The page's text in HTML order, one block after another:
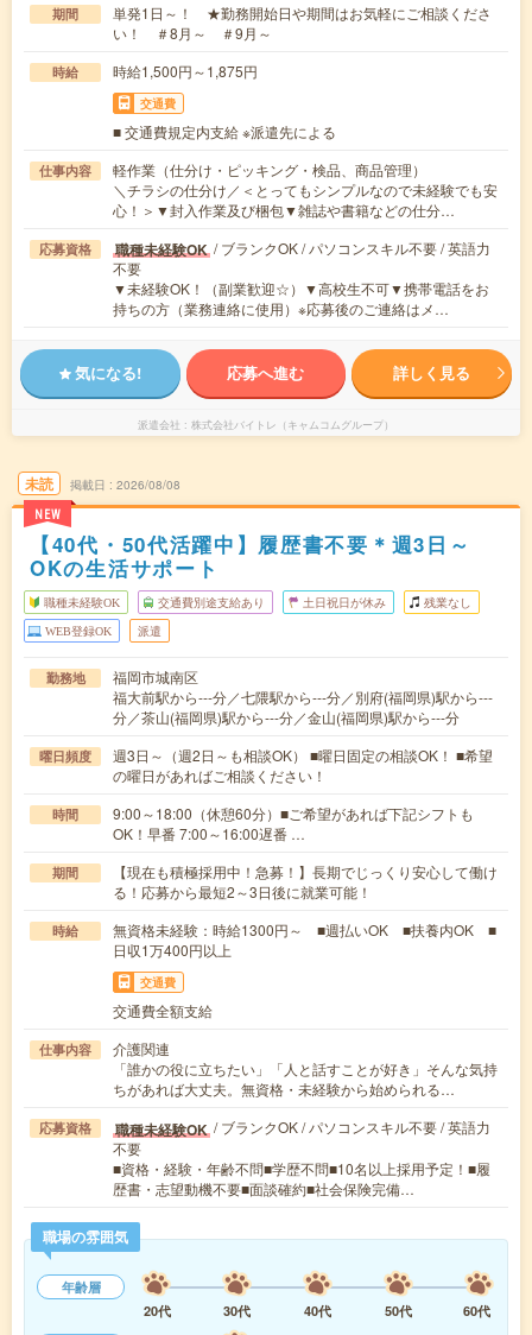
期間
単発1日～！ ★勤務開始日や期間はお気軽にご相談くださ
い！ ＃8月～ ＃9月～
時給 時給1,500円～1,875円
交通費
■ 交通費規定内支給 ※派遣先による
仕事内容
軽作業（仕分け・ピッキング・検品、商品管理）
＼チラシの仕分け／＜とってもシンプルなので未経験でも安
心！＞▼封入作業及び梱包▼雑誌や書籍などの仕分…
応募資格 職種未経験OK / ブランクOK / パソコンスキル不要 / 英語力
不要
▼未経験OK！（副業歓迎☆）▼高校生不可▼携帯電話をお
持ちの方（業務連絡に使用）※応募後のご連絡はメ…
気になる! 応募へ進む 詳しく見る
派遣会社 株式会社バイトレ（キャムコムグループ）
未読
NEW
掲載日 2026/08/08
【40代・50代活躍中】履歴書不要＊週3日～
OKの生活サポート
職種未経験OK 交通費別途支給あり 土日祝日が休み 残業なし
WEB登録OK 派遣
勤務地
福岡市城南区
福大前駅から---分／七隈駅から---分／別府(福岡県)駅から---
分／茶山(福岡県)駅から---分／金山(福岡県)駅から---分
曜日頻度
週3日～（週2日～も相談OK） ■曜日固定の相談OK！ ■希望
の曜日があればご相談ください！
時間
9:00～18:00（休憩60分）■ご希望があれば下記シフトも
OK！早番 7:00～16:00遅番 …
期間
【現在も積極採用中！急募！】長期でじっくり安心して働け
る！応募から最短2～3日後に就業可能！
時給
無資格未経験：時給1300円～ ■週払いOK ■扶養内OK ■
日収1万400円以上
交通費
交通費全額支給
仕事内容
介護関連
「誰かの役に立ちたい」「人と話すことが好き」そんな気持
ちがあれば大丈夫。無資格・未経験から始められる…
応募資格 職種未経験OK / ブランクOK / パソコンスキル不要 / 英語力
不要
■資格・経験・年齢不問■学歴不問■10名以上採用予定！■履
歴書・志望動機不要■面談確約■社会保険完備…
職場の雰囲気
年齢層
20代
30代 40代 50代
60代